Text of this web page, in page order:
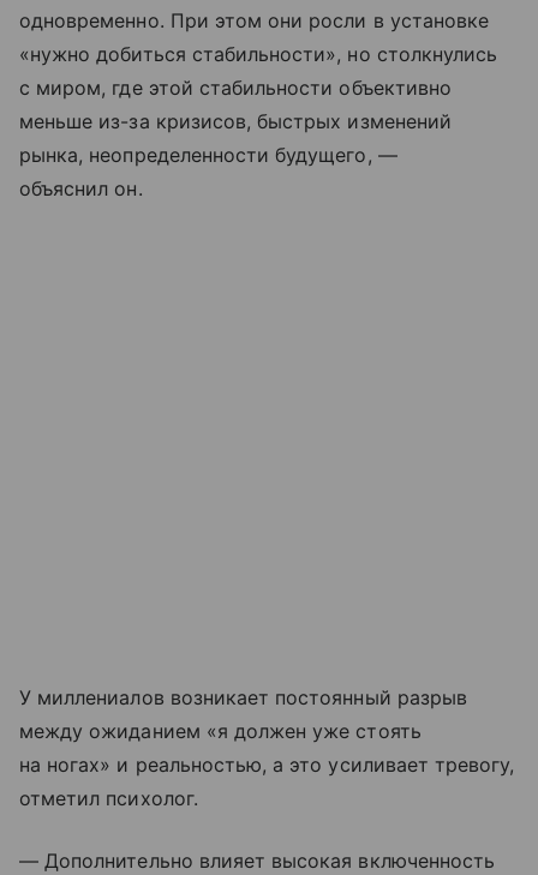
одновременно. При этом они росли в установке
«нужно добиться стабильности», но столкнулись
с миром, где этой стабильности объективно
меньше из-за кризисов, быстрых изменений
рынка, неопределенности будущего, —
объяснил он.
У миллениалов возникает постоянный разрыв
между ожиданием «я должен уже стоять
на ногах» и реальностью, а это усиливает тревогу,
отметил психолог.
— Дополнительно влияет высокая включенность